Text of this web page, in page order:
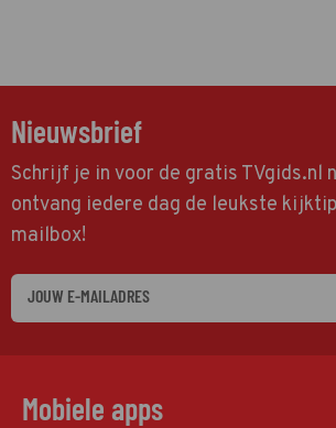
Nieuwsbrief
Schrijf je in voor de gratis TVgids.nl
ontvang iedere dag de leukste
mailbox!
Mobiele apps